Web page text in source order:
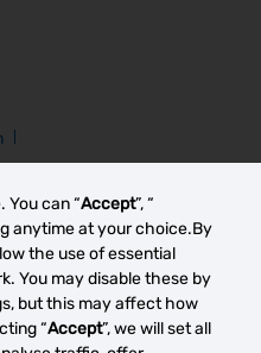
You can “Accept”, “
anytime at your choice.By
the use of essential
You may disable these by
but this may affect how
“Accept”, we will set all
Autovermietung Bonn